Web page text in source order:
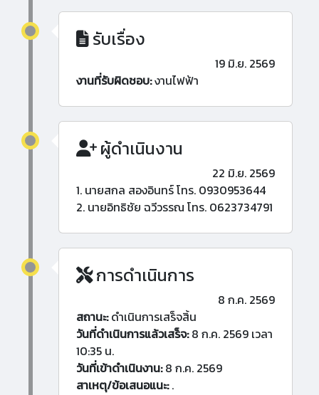
รับเรื่อง
19 มิ.ย. 2569
งานที่รับผิดชอบ:งานไฟฟ้า
ผู้ดำเนินงาน
22 มิ.ย. 2569
1. นายสกล สองอินทร์ โทร. 0930953644
2. นายอิทธิชัย ฉวีวรรณ โทร. 0623734791
การดำเนินการ
8 ก.ค. 2569
สถานะ:ดำเนินการเสร็จสิ้น
วันที่ดำเนินการแล้วเสร็จ:8 ก.ค. 2569 เวลา
10:35 น.
วันที่เข้าดำเนินงาน:8 ก.ค. 2569
สาเหตุ/ข้อเสนอแนะ:.